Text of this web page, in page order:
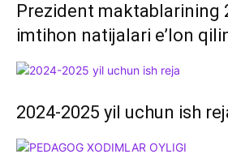
Prezident maktablarining
imtihon natijalari e’lon
2024-2025 yil uchun ish